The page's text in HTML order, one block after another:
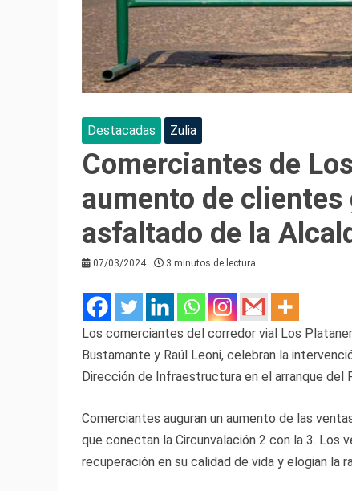
Destacadas Zulia
Comerciantes de
aumento de
asfaltado de la
07/03/2024 3 minutos de lectura
Los comerciantes del corredor vial Los
Bustamante y Raúl Leoni, celebran la
Dirección de Infraestructura en el arranque del
Comerciantes auguran un aumento de las
que conectan la Circunvalación 2 con la 3. Los
recuperación en su calidad de vida y elogian la